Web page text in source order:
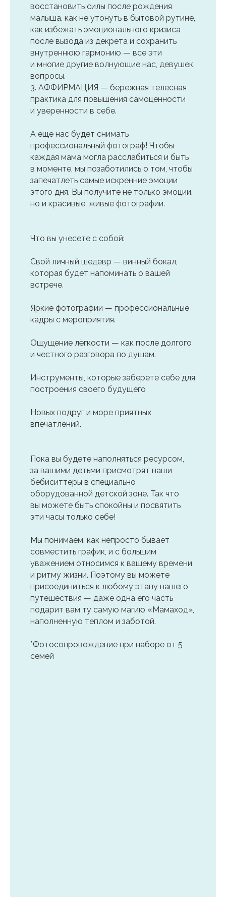
восстановить силы после рождения
малыша, как не утонуть в бытовой рутине,
как избежать эмоционального кризиса
после вызода из декрета и сохранить
внутреннюю гармонию — все эти
и многие другие волнующие нас, девушек,
вопросы.
3. АФФИРМАЦИЯ — бережная телесная
практика для повышения самоценности
и уверенности в себе.
А еще нас будет снимать
профессиональный фотограф! Чтобы
каждая мама могла расслабиться и быть
в моменте, мы позаботились о том, чтобы
запечатлеть самые искренние эмоции
этого дня. Вы получите не только эмоции,
но и красивые, живые фотографии.
Что вы унесете с собой:
Свой личный шедевр — винный бокал,
которая будет напоминать о вашей
встрече.
Яркие фотографии — профессиональные
кадры с мероприятия.
Ощущение лёгкости — как после долгого
и честного разговора по душам.
Инструменты, которые заберете себе для
построения своего будущего
Новых подруг и море приятных
впечатлений.
Пока вы будете наполняться ресурсом,
за вашими детьми присмотрят наши
бебиситтеры в специально
оборудованной детской зоне. Так что
вы можете быть спокойны и посвятить
эти часы только себе!
Мы понимаем, как непросто бывает
совместить график, и с большим
уважением относимся к вашему времени
и ритму жизни. Поэтому вы можете
присоединиться к любому этапу нашего
путешествия — даже одна его часть
подарит вам ту самую магию «Мамаход»,
наполненную теплом и заботой.
*Фотосопровождение при наборе от 5
семей